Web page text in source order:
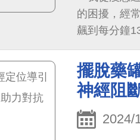
的困擾，經
飆到每分鐘
擺脫藥
神經阻
2024/